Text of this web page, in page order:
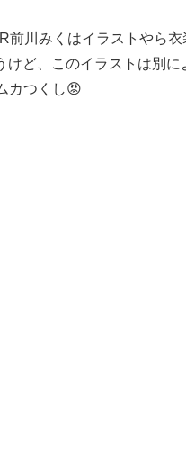
前川みくはイラストやら
けど、このイラストは別に
カつくし😡